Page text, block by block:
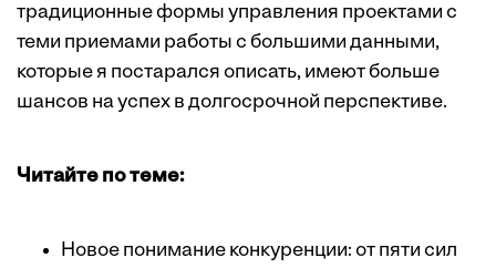
традиционные формы управления проектами с
теми приемами работы с большими данными,
которые я постарался описать, имеют больше
шансов на успех в долгосрочной перспективе.
Читайте по теме:
Новое понимание конкуренции: от пяти сил